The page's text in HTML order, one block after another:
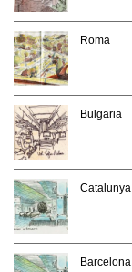
Roma
Bulgaria
Catalunya
Barcelona